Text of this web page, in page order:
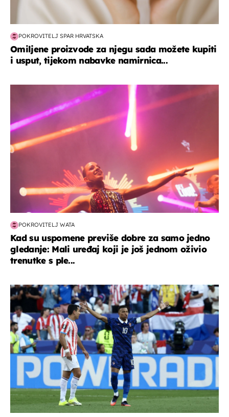
POKROVITELJ SPAR HRVATSKA
Omiljene proizvode za njegu sada možete kupiti
i usput, tijekom nabavke namirnica...
POKROVITELJ WATA
Kad su uspomene previše dobre za samo jedno
gledanje: Mali uređaj koji je još jednom oživio
trenutke s ple...
svjetsko prvenstvo 2026